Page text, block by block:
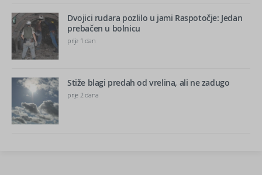
Dvojici rudara pozlilo u jami Raspotočje: Jedan
prebačen u bolnicu
prije 1 dan
Stiže blagi predah od vrelina, ali ne zadugo
prije 2 dana